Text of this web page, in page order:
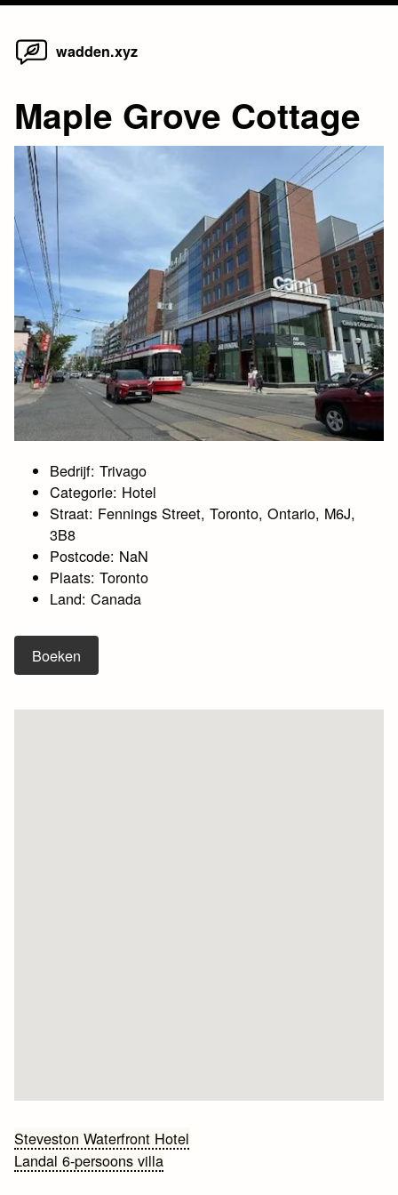
Skip
wadden.xyz
Maple Grove Cottage
Bedrijf: Trivago
Categorie: Hotel
Straat: Fennings Street, Toronto, Ontario, M6J,
3B8
Postcode: NaN
Plaats: Toronto
Land: Canada
Boeken
Bericht
navigatie
Steveston Waterfront Hotel
Landal 6-persoons villa